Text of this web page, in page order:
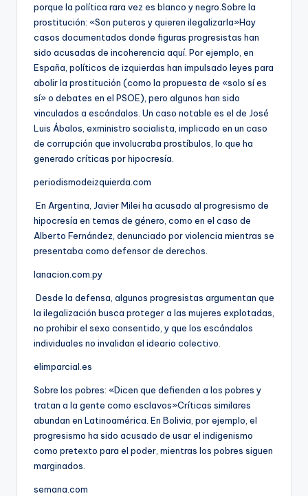
porque la política rara vez es blanco y negro.Sobre la
prostitución: «Son puteros y quieren ilegalizarla»Hay
casos documentados donde figuras progresistas han
sido acusadas de incoherencia aquí. Por ejemplo, en
España, políticos de izquierdas han impulsado leyes para
abolir la prostitución (como la propuesta de «solo sí es
sí» o debates en el PSOE), pero algunos han sido
vinculados a escándalos. Un caso notable es el de José
Luis Ábalos, exministro socialista, implicado en un caso
de corrupción que involucraba prostíbulos, lo que ha
generado críticas por hipocresía.
periodismodeizquierda.com
En Argentina, Javier Milei ha acusado al progresismo de
hipocresía en temas de género, como en el caso de
Alberto Fernández, denunciado por violencia mientras se
presentaba como defensor de derechos.
lanacion.com.py
Desde la defensa, algunos progresistas argumentan que
la ilegalización busca proteger a las mujeres explotadas,
no prohibir el sexo consentido, y que los escándalos
individuales no invalidan el ideario colectivo.
elimparcial.es
Sobre los pobres: «Dicen que defienden a los pobres y
tratan a la gente como esclavos»Críticas similares
abundan en Latinoamérica. En Bolivia, por ejemplo, el
progresismo ha sido acusado de usar el indigenismo
como pretexto para el poder, mientras los pobres siguen
marginados.
semana.com